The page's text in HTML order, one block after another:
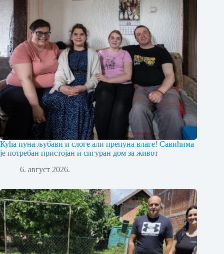
Кућа пуна љубави и слоге али препуна влаге! Савићима
је потребан пристојан и сигуран дом за живот
6. август 2026.